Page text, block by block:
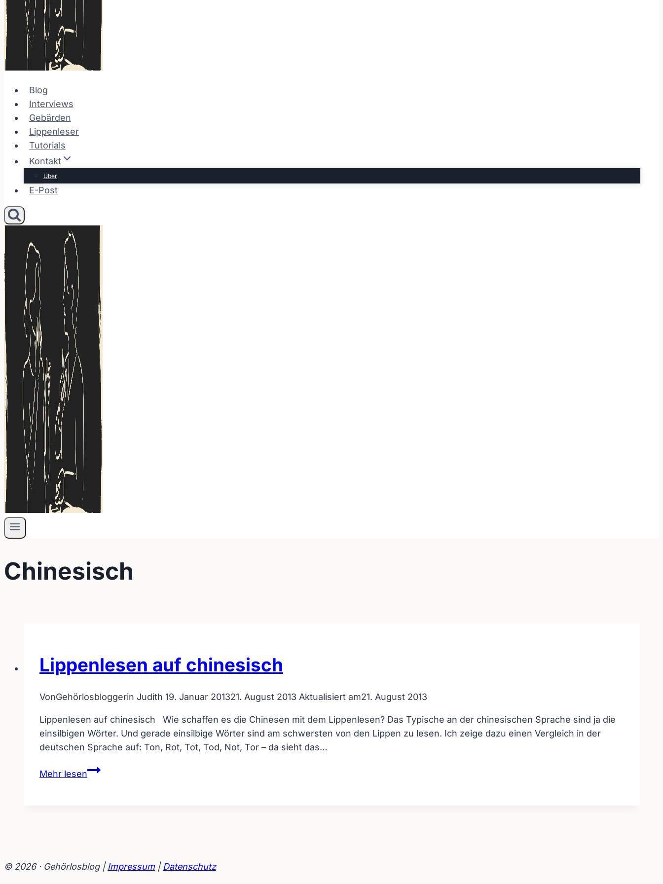
Blog
Interviews
Gebärden
Lippenleser
Tutorials
Kontakt
Über
E-Post
Chinesisch
Lippenlesen auf chinesisch
VonGehörlosbloggerin Judith 19. Januar 201321. August 2013 Aktualisiert am21. August 2013
Lippenlesen auf chinesisch Wie schaffen es die Chinesen mit dem Lippenlesen? Das Typische an der chinesischen Sprache sind ja die
einsilbigen Wörter. Und gerade einsilbige Wörter sind am schwersten von den Lippen zu lesen. Ich zeige dazu einen Vergleich in der
deutschen Sprache auf: Ton, Rot, Tot, Tod, Not, Tor – da sieht das…
Mehr lesenLippenlesen
© 2026 · Gehörlosblog | Impressum| Datenschutz